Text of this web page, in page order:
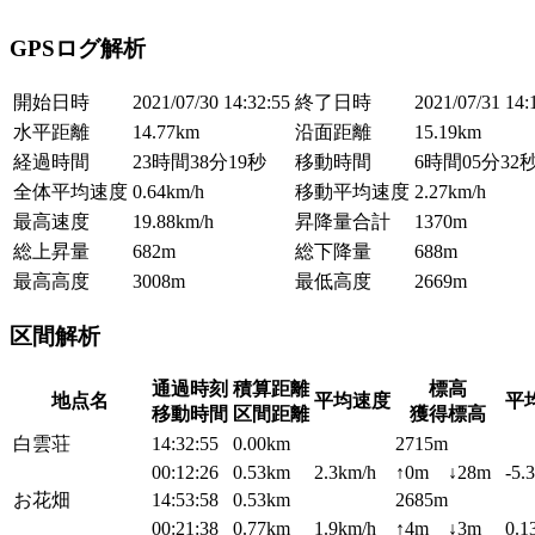
GPSログ解析
開始日時 2021/07/30 14:32:55 終了日時
2021/07/31
水平距離
14.77km 沿面距離
15.19km
経過時間
23時間38分19秒 移動時間
6時間05分32
全体平均速度 0.64km/h 移動平均速度 2.27km/h
最高速度
19.88km/h 昇降量合計
1370m
総上昇量
682m 総下降量
688m
最高高度
3008m 最低高度 2669m
区間解析
地点名
通過時刻
移動時間
積算距離
区間距離
平均速度
標高
獲得標高
平
白雲荘 14:32:55 0.00km
2715m
00:12:26
0.53km 2.3km/h ↑0m ↓28m
-
お花畑
14:53:58 0.53km
2685m
00:21:38
0.77km 1.9km/h ↑4m ↓3m